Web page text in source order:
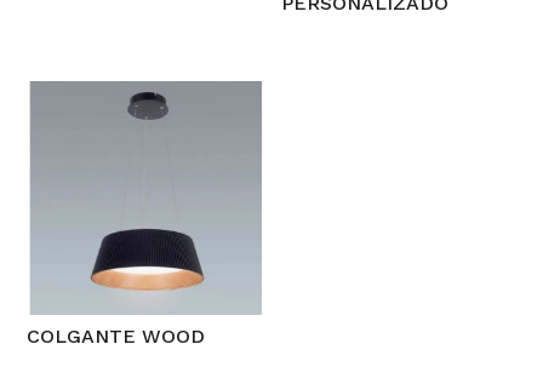
COLGANTE WOOD